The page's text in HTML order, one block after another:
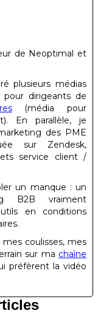
de Neoptimal et
plusieurs médias
pour dirigeants de
(média pour
En parallèle, je
des PME
sur Zendesk,
service client /
un manque : un
B2B vraiment
en conditions
coulisses, mes
sur ma chaîne
préfèrent la vidéo